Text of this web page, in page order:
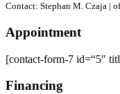
Contact: Stephan M. Czaja |
Appointment
[contact-form-7 id=“5″
Financing